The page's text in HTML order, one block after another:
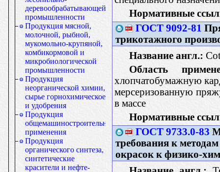
деревообрабатывающей
промышленности
Продукция мясной,
молочной, рыбной,
мукомольно-крупяной,
комбикормовой и
микробиологической
промышленности
Продукция
неорганической химии,
сырье горнохимическое
и удобрения
Продукция
общемашиностроительного
применения
Продукция
органического синтеза,
синтетические
красители и нефте-
Нормативные
ГОСТ 9092-81
трикотажного
Название англ.:
Область
хлопчатобумажную
мерсеризованную
в массе
Нормативные
ГОСТ 9733.0-83
требования к
окрасок к физико-